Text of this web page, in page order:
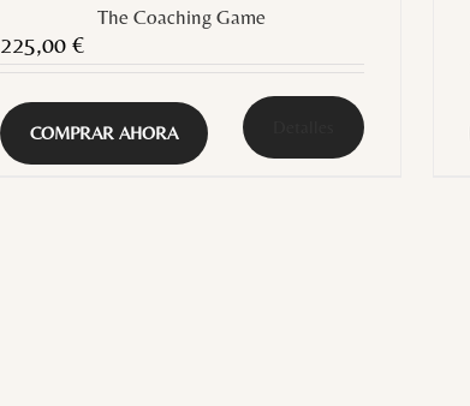
The Coaching Game
225,00 €
COMPRAR AHORA